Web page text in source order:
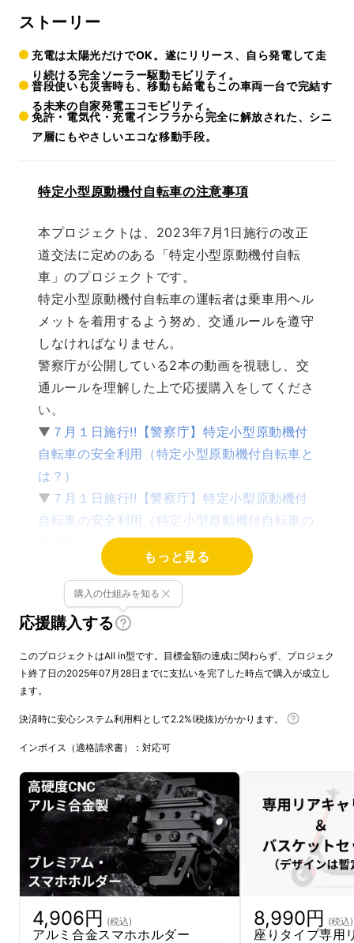
ストーリー
充電は太陽光だけでOK。遂にリリース、自ら発電して走
り続ける完全ソーラー駆動モビリティ。
普段使いも災害時も、移動も給電もこの車両一台で完結す
る未来の自家発電エコモビリティ。
免許・電気代・充電インフラから完全に解放された、シニ
ア層にもやさしいエコな移動手段。
特定小型原動機付自転車の注意事項
本プロジェクトは、2023年7月1日施行の改正
道交法に定めのある「特定小型原動機付自転
車」のプロジェクトです。
特定小型原動機付自転車の運転者は乗車用ヘル
メットを着用するよう努め、交通ルールを遵守
しなければなりません。
警察庁が公開している2本の動画を視聴し、交
通ルールを理解した上で応援購入をしてくださ
い。
▼ ７月１日施行!!【警察庁】特定小型原動機付
自転車の安全利用（特定小型原動機付自転車と
は？）
▼ ７月１日施行!!【警察庁】特定小型原動機付
自転車の安全利用（特定小型原動機付自転車の
基本的な交通ルール）
また、ナンバープレートの取得及び自動車損害
賠償責任保険への加入が完了していることの確
認ならびに公的書類を用いた年齢確認（16歳以
上であることの確認）が完了するまでリターン
が発送されないことをご了承ください。
マクアケからも、特定小型原動機付自転車に関
する
もっと見る
応援購入する
購入の仕組みを知る
このプロジェクトはAll in型です。目標金額の達成に関わらず、プロジェク
ト終了日の2025年07月28日までに支払いを完了した時点で購入が成立し
ます。
決済時に安心システム利用料として2.2%(税抜)がかかります。
インボイス（適格請求書）：対応可
4,906円 (税込)
アルミ合金スマホホルダー
8,990円 (税込)
座りタイプ専用